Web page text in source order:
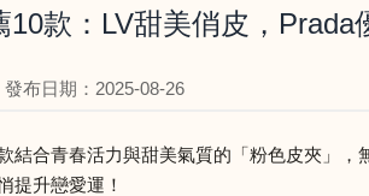
款：LV甜美俏皮，Prada
發布日期：2025-08-26
合青春活力與甜美氣質的「粉色皮夾」
提升戀愛運！